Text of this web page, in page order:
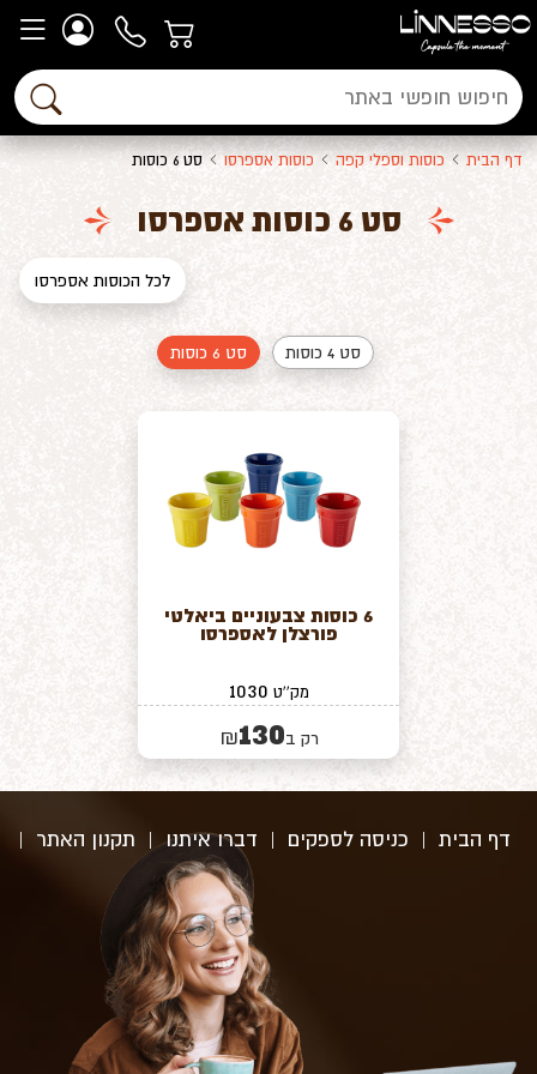
דף הבית כוסות וספלי קפה כוסות אספרסו סט 6 כוסות
סט 6 כוסות אספרסו
לכל הכוסות אספרסו
סט 4 כוסות סט 6 כוסות
6 כוסות צבעוניים ביאלטי
פורצלן לאספרסו
מק''ט 1030
רק ב ₪130
דף הבית | כניסה לספקים | דברו איתנו | תקנון האתר |